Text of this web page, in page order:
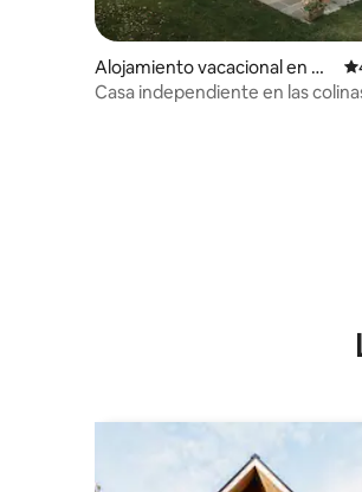
Alojamiento vacacional en Co
rte
Casa independiente en las